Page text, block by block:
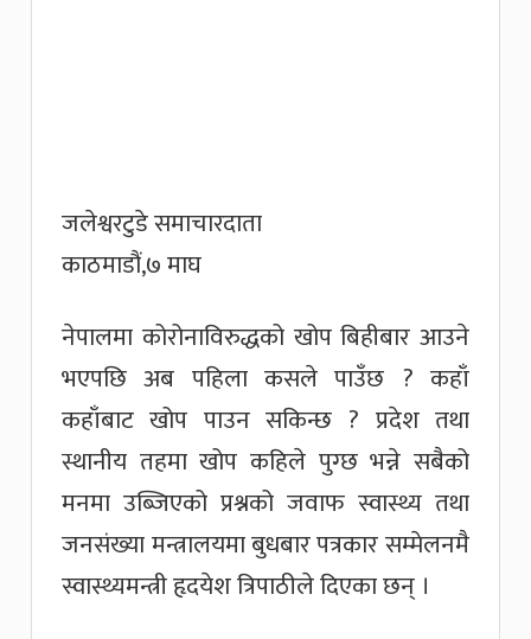
जलेश्वरटुडे समाचारदाता
काठमाडौं,७ माघ
नेपालमा कोरोनाविरुद्धको खोप बिहीबार आउने
भएपछि अब पहिला कसले पाउँछ ? कहाँ
कहाँबाट खोप पाउन सकिन्छ ? प्रदेश तथा
स्थानीय तहमा खोप कहिले पुग्छ भन्ने सबैको
मनमा उब्जिएको प्रश्नको जवाफ स्वास्थ्य तथा
जनसंख्या मन्त्रालयमा बुधबार पत्रकार सम्मेलनमै
स्वास्थ्यमन्त्री हृदयेश त्रिपाठीले दिएका छन् ।